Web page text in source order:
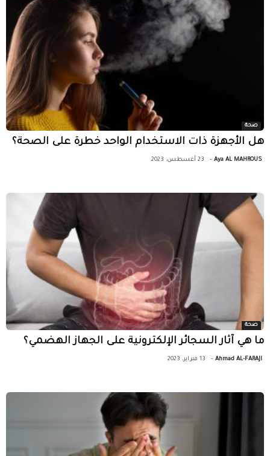
صحة
هل الأجهزة ذات الاستخدام الواحد خطرة على الصحة؟
Aya AL MAHROUS
- 23 أغسطس، 2023
صحة
ما هي آثار السجائر الإلكترونية على الجهاز الهضمي؟
Ahmad AL-FARAJI
- 13 فبراير، 2023